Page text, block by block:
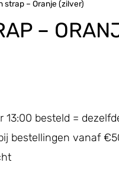
strap – Oranje (zilver)
–
13:00 besteld =
bestellingen vanaf